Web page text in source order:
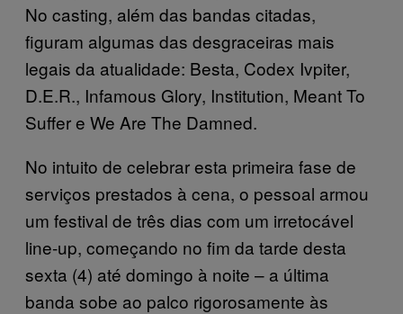
No casting, além das bandas citadas,
figuram algumas das desgraceiras mais
legais da atualidade: Besta, Codex Ivpiter,
D.E.R., Infamous Glory, Institution, Meant To
Suffer e We Are The Damned.
No intuito de celebrar esta primeira fase de
serviços prestados à cena, o pessoal armou
um festival de três dias com um irretocável
line-up, começando no fim da tarde desta
sexta (4) até domingo à noite – a última
banda sobe ao palco rigorosamente às